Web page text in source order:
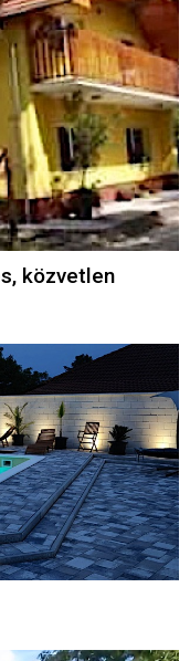
közvetlen